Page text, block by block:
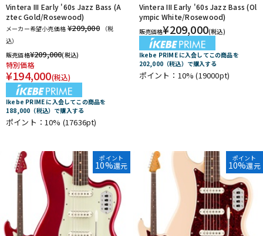
Vintera III Early '60s Jazz Bass (A
ztec Gold/Rosewood)
メーカー希望小売価格 ¥209,000
（税
込）
販売価格¥209,000(税込)
特別価格
¥194,000(税込)
Ikebe PRIME に入会してこの商品を
188,000（税込）で購入する
ポイント：10% (17636pt)
Vintera III Early '60s Jazz Bass (Ol
ympic White/Rosewood)
販売価格¥209,000(税込)
Ikebe PRIME に入会してこの商品を
202,000（税込）で購入する
ポイント：10%(19000pt)
ポイント
10%還元
ポイント
10%還元